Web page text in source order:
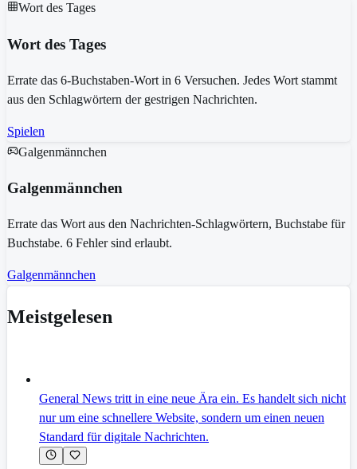
Wort des Tages
Wort des Tages
Errate das 6-Buchstaben-Wort in 6 Versuchen. Jedes Wort stammt
aus den Schlagwörtern der gestrigen Nachrichten.
Spielen
Galgenmännchen
Galgenmännchen
Errate das Wort aus den Nachrichten-Schlagwörtern, Buchstabe für
Buchstabe. 6 Fehler sind erlaubt.
Galgenmännchen
Meistgelesen
General News tritt in eine neue Ära ein. Es handelt sich nicht
nur um eine schnellere Website, sondern um einen neuen
Standard für digitale Nachrichten.